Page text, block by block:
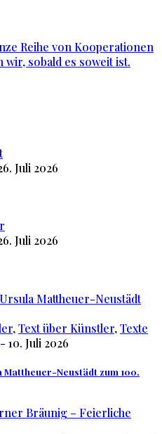
Reihe von Kooperationen
sobald es soweit ist.
Juli 2026
Juli 2026
,Text über Künstler,Texte
- 10. Juli 2026
Mattheuer-Neustädt zum 100.